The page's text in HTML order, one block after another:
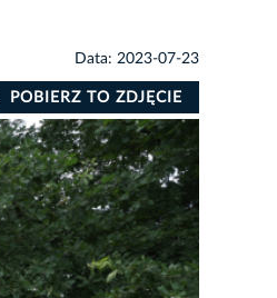
Data: 2023-07-23
POBIERZ TO ZDJĘCIE